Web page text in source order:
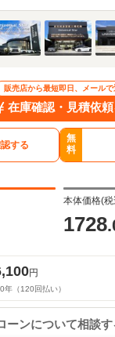
販売店から最短即日、メールで
在庫確認・見積依
する
無
料
本体価格(
1728
円
年（120 回払い）
ーンについて相談す